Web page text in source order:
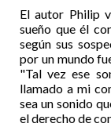
El autor Philip
sueño que él
según sus
por un mundo
"Tal vez ese
llamado a mi
sea un sonido
el derecho de